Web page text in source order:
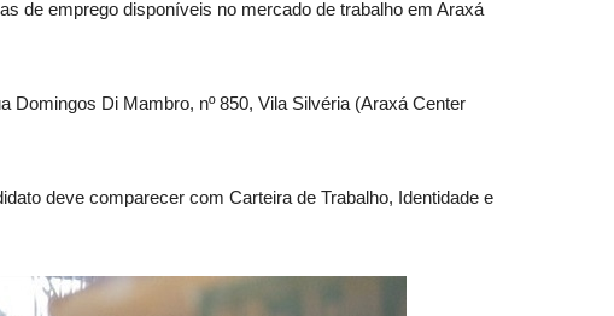
de emprego disponíveis no mercado de trabalho em Araxá
Domingos Di Mambro, nº 850, Vila Silvéria (Araxá Center
deve comparecer com Carteira de Trabalho, Identidade e